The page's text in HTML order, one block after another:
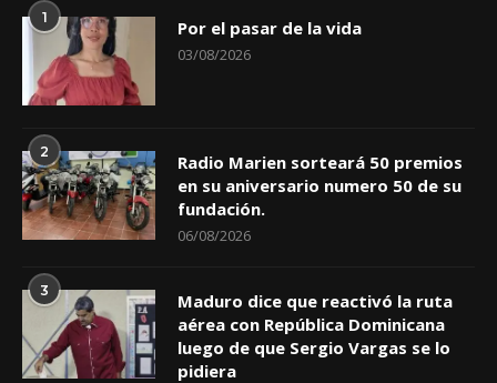
1 Por el pasar de la vida
03/08/2026
2
Radio Marien sorteará 50 premios
en su aniversario numero 50 de su
fundación.
06/08/2026
3
Maduro dice que reactivó la ruta
aérea con República Dominicana
luego de que Sergio Vargas se lo
pidiera